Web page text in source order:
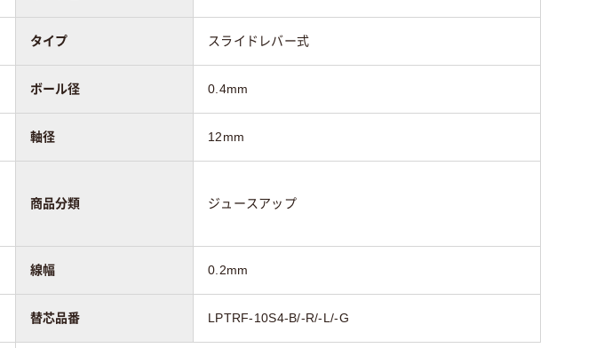
タイプ スライドレバー式
ボール径 0.4mm
軸径 12mm
商品分類 ジュースアップ
線幅 0.2mm
替芯品番 LPTRF-10S4-B/-R/-L/-G